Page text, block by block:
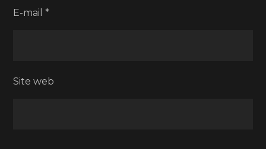
E-mail*
Site web